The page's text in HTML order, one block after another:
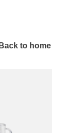
Back to home